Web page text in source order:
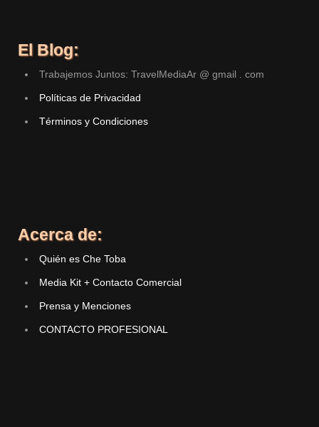
El Blog:
Trabajemos Juntos: TravelMediaAr @ gmail . com
Políticas de Privacidad
Términos y Condiciones
Acerca de:
Quién es Che Toba
Media Kit + Contacto Comercial
Prensa y Menciones
CONTACTO PROFESIONAL